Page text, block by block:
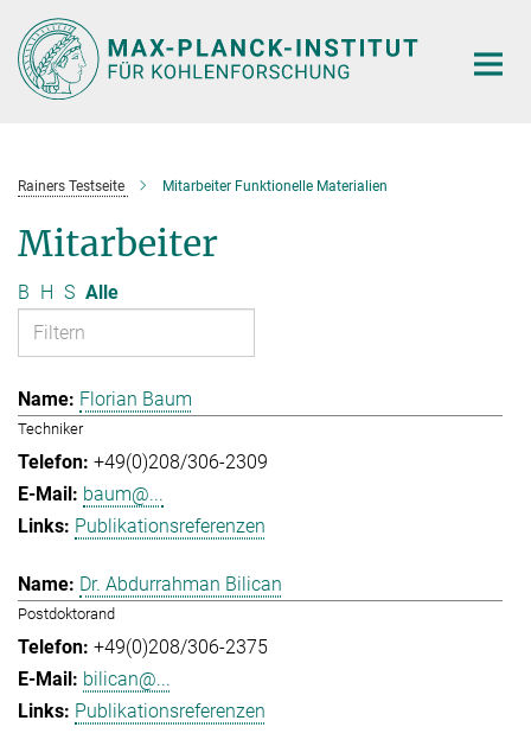
Hauptinhalt
Rainers Testseite Mitarbeiter Funktionelle Materialien
Mitarbeiter
B H S Alle
Florian Baum
Techniker
+49(0)208/306-2309
baum@...
Publikationsreferenzen
Dr. Abdurrahman Bilican
Postdoktorand
+49(0)208/306-2375
bilican@...
Publikationsreferenzen